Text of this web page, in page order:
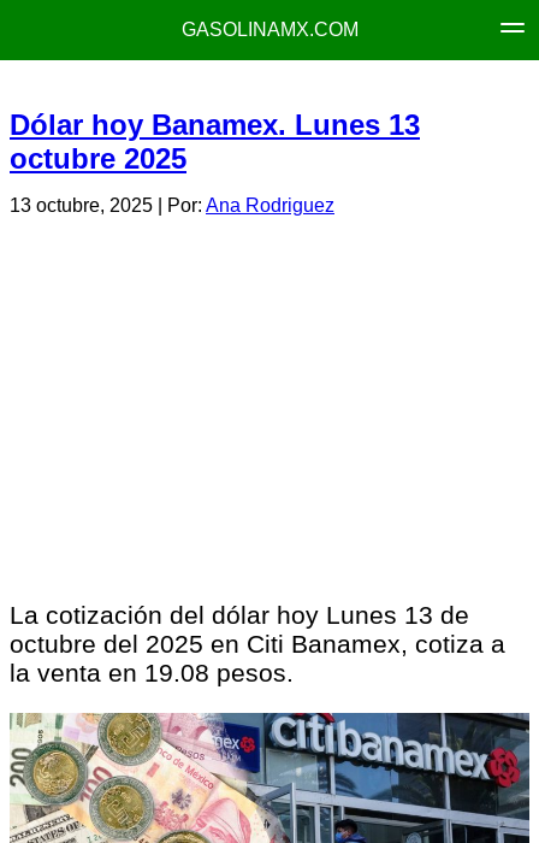
GASOLINAMX.COM
Dólar hoy Banamex. Lunes 13
octubre 2025
13 octubre, 2025 | Por: Ana Rodriguez
La cotización del dólar hoy Lunes 13 de
octubre del 2025 en Citi Banamex, cotiza a
la venta en 19.08 pesos.